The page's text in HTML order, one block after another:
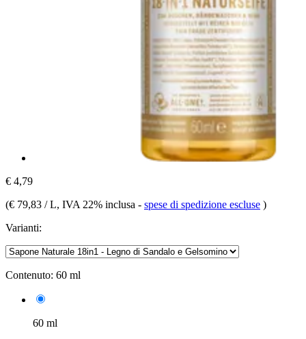
€ 4,79
(€ 79,83 / L, IVA 22% inclusa - spese di spedizione escluse )
Varianti:
Contenuto: 60 ml
60 ml